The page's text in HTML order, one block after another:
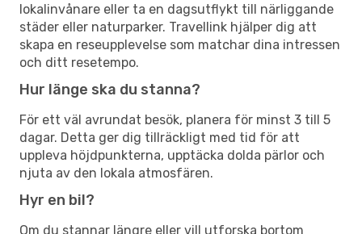
lokalinvånare eller ta en dagsutflykt till närliggande
städer eller naturparker. Travellink hjälper dig att
skapa en reseupplevelse som matchar dina intressen
och ditt resetempo.
Hur länge ska du stanna?
För ett väl avrundat besök, planera för minst 3 till 5
dagar. Detta ger dig tillräckligt med tid för att
uppleva höjdpunkterna, upptäcka dolda pärlor och
njuta av den lokala atmosfären.
Hyr en bil?
Om du stannar längre eller vill utforska bortom